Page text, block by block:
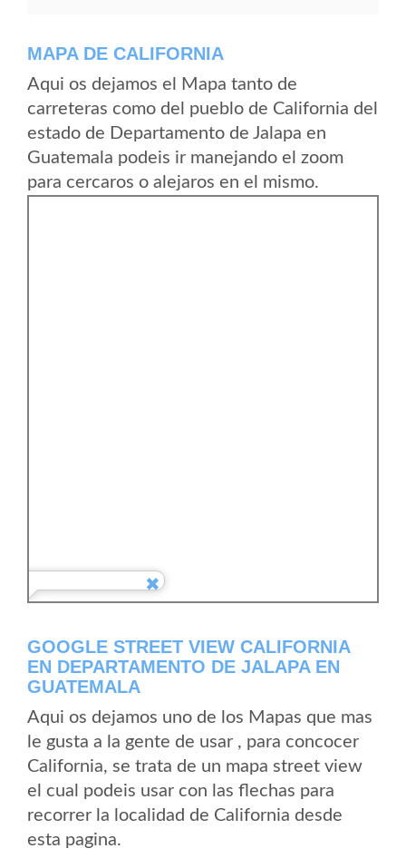
MAPA DE CALIFORNIA
Aqui os dejamos el Mapa tanto de
carreteras como del pueblo de California del
estado de Departamento de Jalapa en
Guatemala podeis ir manejando el zoom
para cercaros o alejaros en el mismo.
GOOGLE STREET VIEW CALIFORNIA
EN DEPARTAMENTO DE JALAPA EN
GUATEMALA
Aqui os dejamos uno de los Mapas que mas
le gusta a la gente de usar , para concocer
California, se trata de un mapa street view
el cual podeis usar con las flechas para
recorrer la localidad de California desde
esta pagina.